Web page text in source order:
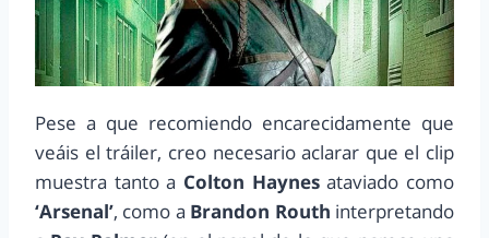
Pese a que recomiendo encarecidamente que
veáis el tráiler, creo necesario aclarar que el clip
muestra tanto a Colton Haynesataviado como
‘Arsenal’, como a Brandon Routh interpretando